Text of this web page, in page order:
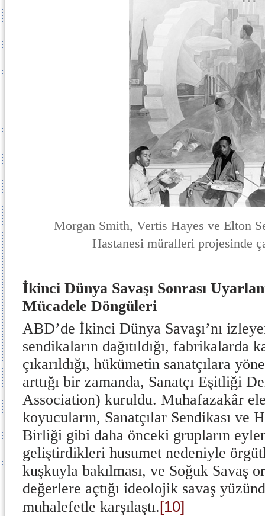
Morgan Smith, Vertis Hayes ve Elton
Hastanesi müralleri projesinde
İkinci Dünya Savaşı Sonrası
Mücadele Döngüleri
ABD’de İkinci Dünya Savaşı’nı
sendikaların dağıtıldığı, fabrikalarda
çıkarıldığı, hükümetin sanatçılara
arttığı bir zamanda, Sanatçı Eşitliği
Association) kuruldu. Muhafazakâr
koyucuların, Sanatçılar Sendikası ve
Birliği gibi daha önceki grupların
geliştirdikleri husumet nedeniyle
kuşkuyla bakılması, ve Soğuk Savaş
değerlere açtığı ideolojik savaş
muhalefetle karşılaştı.[10]